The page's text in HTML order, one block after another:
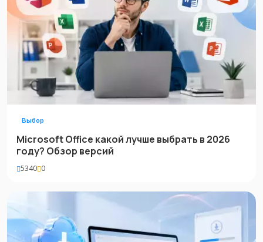
Выбор
Microsoft Office какой лучше выбрать в 2026
году? Обзор версий
5340 0